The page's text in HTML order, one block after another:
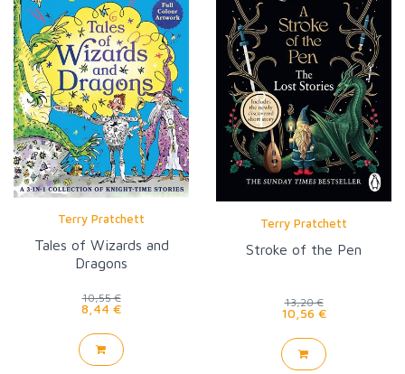
Terry Pratchett
Tales of Wizards and
Dragons
10,55 €
8,44 €
Terry Pratchett
Stroke of the Pen
13,20 €
10,56 €